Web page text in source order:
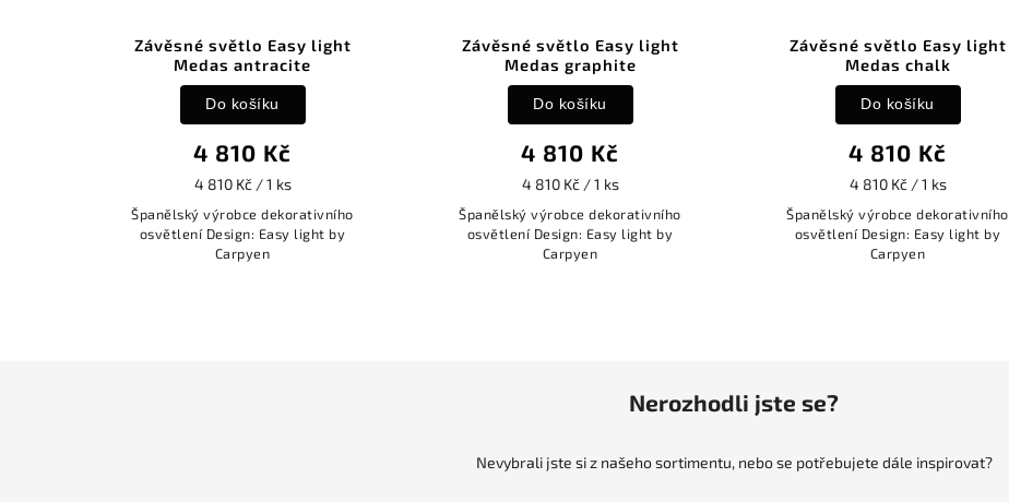
Závěsné světlo Easy light
Medas antracite
4 810 Kč
4 810 Kč / 1 ks
Do košíku
Španělský výrobce dekorativního
osvětlení Design: Easy light by
Carpyen
Závěsné světlo Easy light
Medas graphite
4 810 Kč
4 810 Kč / 1 ks
Do košíku
Španělský výrobce dekorativního
osvětlení Design: Easy light by
Carpyen
Závěsné světlo Easy light
Medas chalk
4 810 Kč
4 810 Kč / 1 ks
Do košíku
Španělský výrobce dekorativního
osvětlení Design: Easy light by
Carpyen
Nerozhodli jste se?
Nevybrali jste si z našeho sortimentu, nebo se potřebujete dále inspirovat?